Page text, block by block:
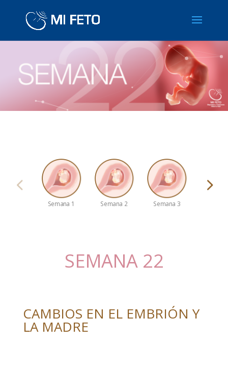
Semana 1 Semana 2 Semana 3
SEMANA 22
CAMBIOS EN EL EMBRIÓN Y
LA MADRE